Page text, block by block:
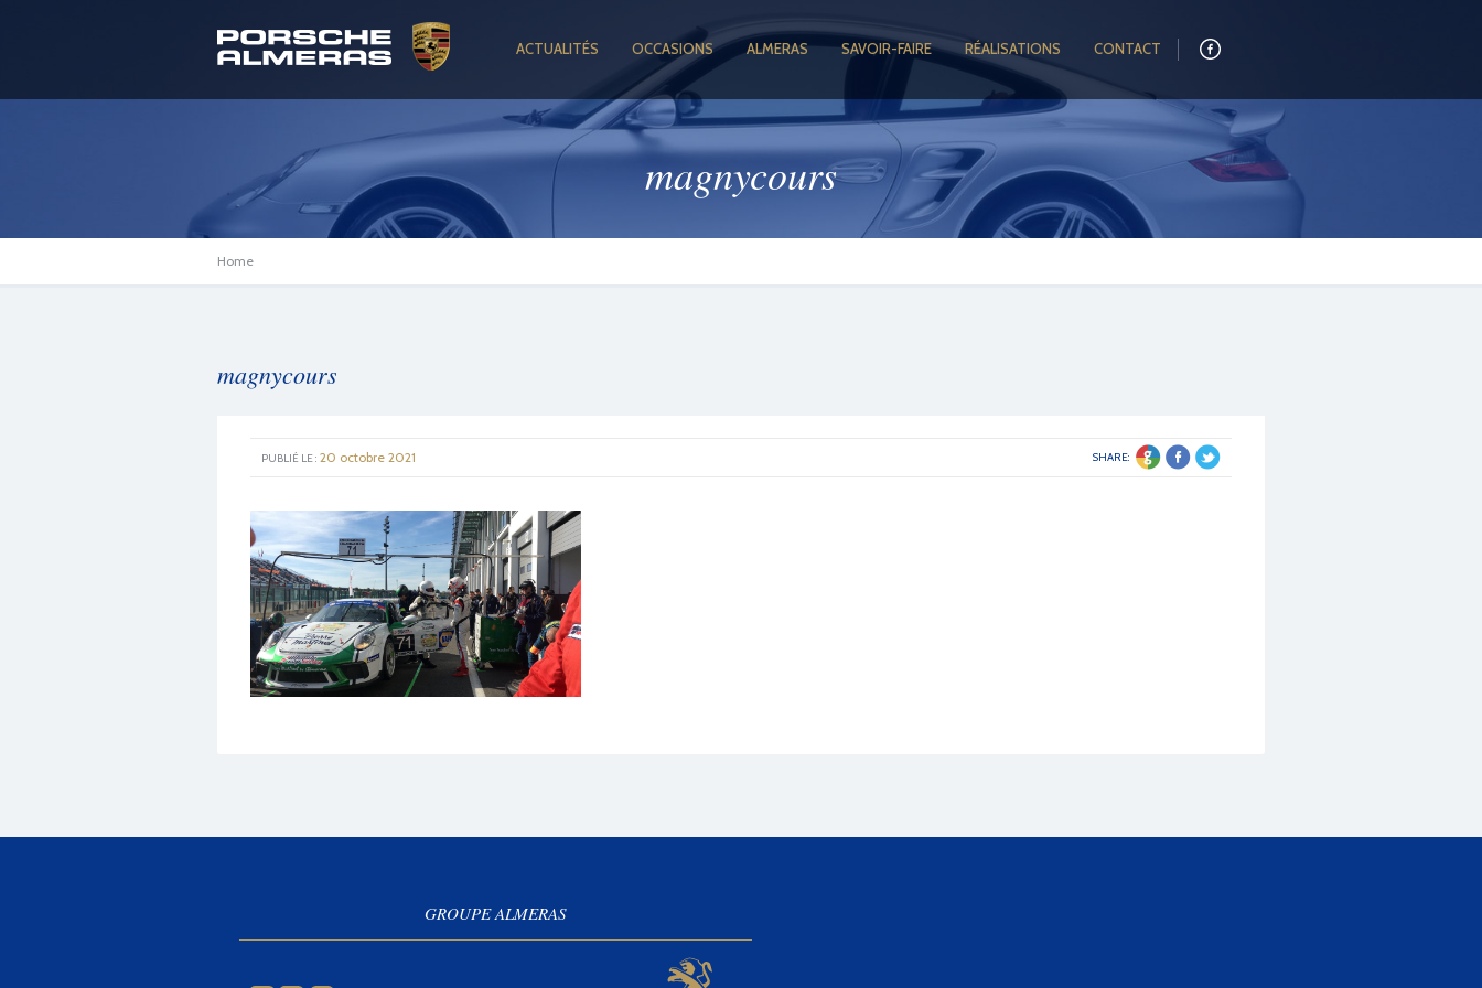
ACTUALITÉS OCCASIONS ALMERAS SAVOIR-FAIRE RÉALISATIONS CONTACT
magnycours
Home
magnycours
SHARE:
PUBLIÉ LE : 20 octobre 2021
GROUPE ALMERAS